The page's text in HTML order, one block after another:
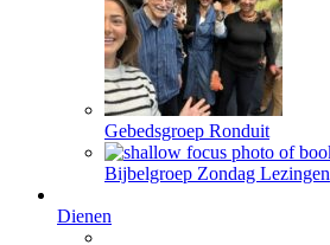
Gebedsgroep Ronduit
Bijbelgroep Zondag Lezingen
Dienen